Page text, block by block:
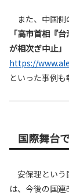
また、中国側
「高市首相『
が相次ぎ中止」
https://
といった事例も
国際舞台
安保理という
は、今後の国